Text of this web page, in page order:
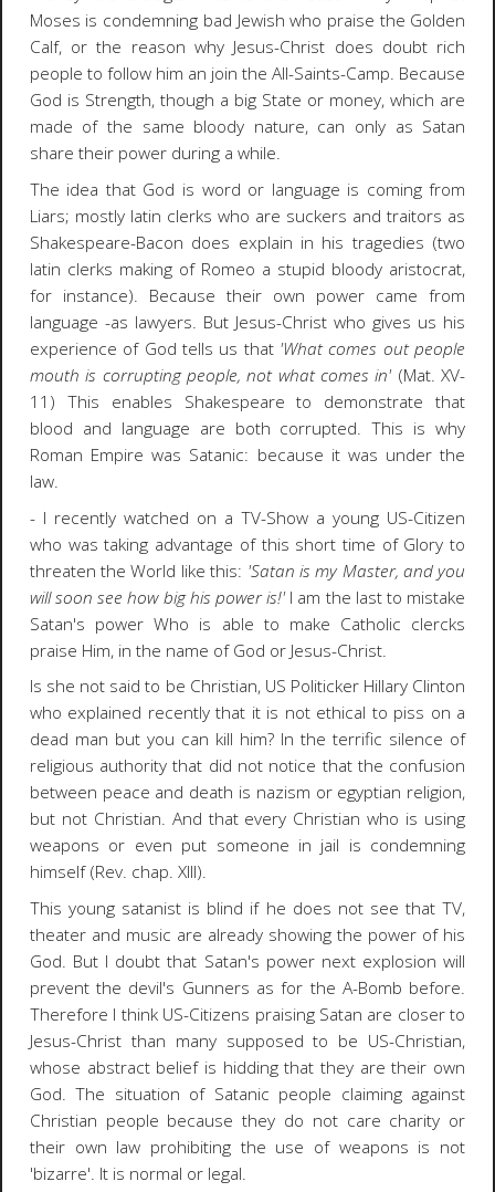
Moses is condemning bad Jewish who praise the Golden
Calf, or the reason why Jesus-Christ does doubt rich
people to follow him an join the All-Saints-Camp. Because
God is Strength, though a big State or money, which are
made of the same bloody nature, can only as Satan
share their power during a while.
The idea that God is word or language is coming from
Liars; mostly latin clerks who are suckers and traitors as
Shakespeare-Bacon does explain in his tragedies (two
latin clerks making of Romeo a stupid bloody aristocrat,
for instance). Because their own power came from
language -as lawyers. But Jesus-Christ who gives us his
experience of God tells us that 'What comes out people
mouth is corrupting people, not what comes in' (Mat. XV-
11) This enables Shakespeare to demonstrate that
blood and language are both corrupted. This is why
Roman Empire was Satanic: because it was under the
law.
- I recently watched on a TV-Show a young US-Citizen
who was taking advantage of this short time of Glory to
threaten the World like this: 'Satan is my Master, and you
will soon see how big his power is!' I am the last to mistake
Satan's power Who is able to make Catholic clercks
praise Him, in the name of God or Jesus-Christ.
Is she not said to be Christian, US Politicker Hillary Clinton
who explained recently that it is not ethical to piss on a
dead man but you can kill him? In the terrific silence of
religious authority that did not notice that the confusion
between peace and death is nazism or egyptian religion,
but not Christian. And that every Christian who is using
weapons or even put someone in jail is condemning
himself (Rev. chap. XIII).
This young satanist is blind if he does not see that TV,
theater and music are already showing the power of his
God. But I doubt that Satan's power next explosion will
prevent the devil's Gunners as for the A-Bomb before.
Therefore I think US-Citizens praising Satan are closer to
Jesus-Christ than many supposed to be US-Christian,
whose abstract belief is hidding that they are their own
God. The situation of Satanic people claiming against
Christian people because they do not care charity or
their own law prohibiting the use of weapons is not
'bizarre'. It is normal or legal.